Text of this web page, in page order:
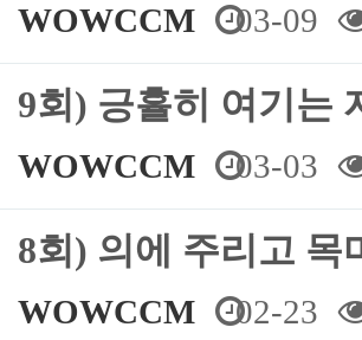
WOWCCM
03-09
9회) 긍휼히 여기는
WOWCCM 03-03
8회) 의에 주리고 목
WOWCCM 02-23